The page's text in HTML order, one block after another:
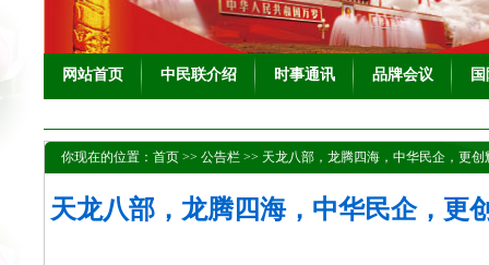
网站首页 中民联介绍 时事通讯 品牌会议
你现在的位置： 首页 >> 公告栏 >> 天龙八部，龙腾四海，中华民企，更
天龙八部，龙腾四海，中华民企，更